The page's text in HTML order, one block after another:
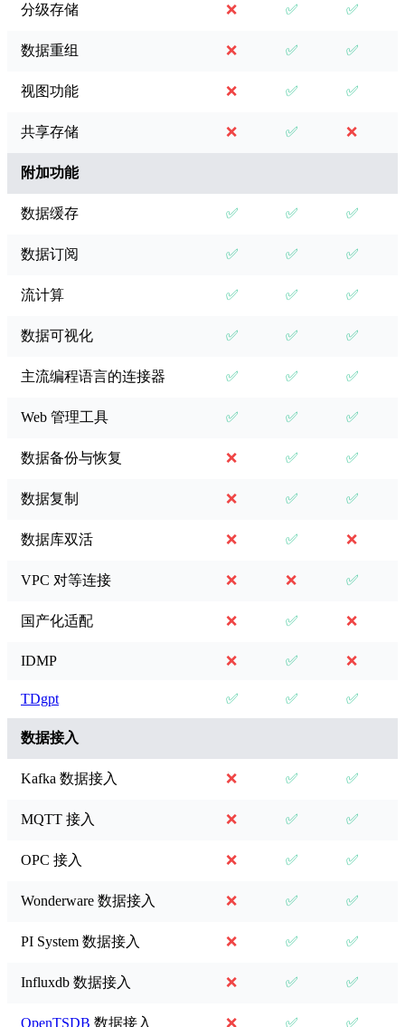
分级存储 ❌ ✅ ✅
数据重组 ❌ ✅ ✅
视图功能 ❌ ✅ ✅
共享存储 ❌ ✅ ❌
附加功能
数据缓存 ✅ ✅ ✅
数据订阅 ✅ ✅ ✅
流计算 ✅ ✅ ✅
数据可视化 ✅ ✅ ✅
主流编程语言的连接器 ✅ ✅ ✅
Web 管理工具 ✅ ✅ ✅
数据备份与恢复 ❌ ✅ ✅
数据复制 ❌ ✅ ✅
数据库双活 ❌ ✅ ❌
VPC 对等连接 ❌ ❌ ✅
国产化适配 ❌ ✅ ❌
IDMP ❌ ✅ ❌
TDgpt ✅ ✅ ✅
数据接入
Kafka 数据接入 ❌ ✅ ✅
MQTT 接入 ❌ ✅ ✅
OPC 接入 ❌ ✅ ✅
Wonderware 数据接入 ❌ ✅ ✅
PI System 数据接入 ❌ ✅ ✅
Influxdb 数据接入 ❌ ✅ ✅
OpenTSDB 数据接入 ❌ ✅ ✅